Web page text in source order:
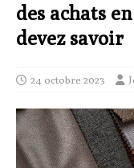
des achats
devez savoir
24 octobre 2023